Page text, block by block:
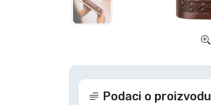
Podaci o proizvodu
Anime proizvodi
Sportski proizvodi